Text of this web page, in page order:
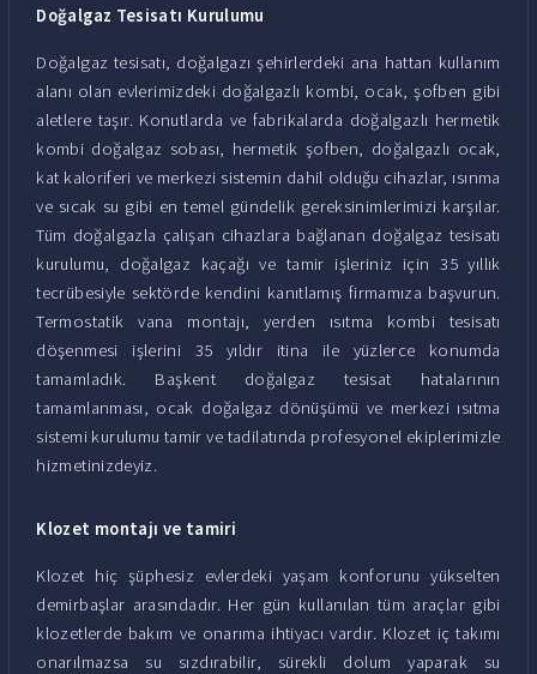
Doğalgaz Tesisatı Kurulumu
Doğalgaz tesisatı, doğalgazı şehirlerdeki ana hattan kullanım
alanı olan evlerimizdeki doğalgazlı kombi, ocak, şofben gibi
aletlere taşır. Konutlarda ve fabrikalarda doğalgazlı hermetik
kombi doğalgaz sobası, hermetik şofben, doğalgazlı ocak,
kat kaloriferi ve merkezi sistemin dahil olduğu cihazlar, ısınma
ve sıcak su gibi en temel gündelik gereksinimlerimizi karşılar.
Tüm doğalgazla çalışan cihazlara bağlanan doğalgaz tesisatı
kurulumu, doğalgaz kaçağı ve tamir işleriniz için 35 yıllık
tecrübesiyle sektörde kendini kanıtlamış firmamıza başvurun.
Termostatik vana montajı, yerden ısıtma kombi tesisatı
döşenmesi işlerini 35 yıldır itina ile yüzlerce konumda
tamamladık. Başkent doğalgaz tesisat hatalarının
tamamlanması, ocak doğalgaz dönüşümü ve merkezi ısıtma
sistemi kurulumu tamir ve tadilatında profesyonel ekiplerimizle
hizmetinizdeyiz.
Klozet montajı ve tamiri
Klozet hiç şüphesiz evlerdeki yaşam konforunu yükselten
demirbaşlar arasındadır. Her gün kullanılan tüm araçlar gibi
klozetlerde bakım ve onarıma ihtiyacı vardır. Klozet iç takımı
onarılmazsa su sızdırabilir, sürekli dolum yaparak su